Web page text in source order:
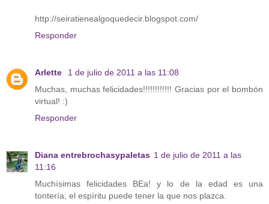
http://seiratienealgoquedecir.blogspot.com/
Responder
Arlette
1 de julio de 2011 a las 11:08
Muchas, muchas felicidades!!!!!!!!!!!! Gracias por el bombón
virtual! :)
Responder
Diana entrebrochasypaletas 1 de julio de 2011 a las
11:16
Muchísimas felicidades BEa! y lo de la edad es una
tontería, el espíritu puede tener la que nos plazca.